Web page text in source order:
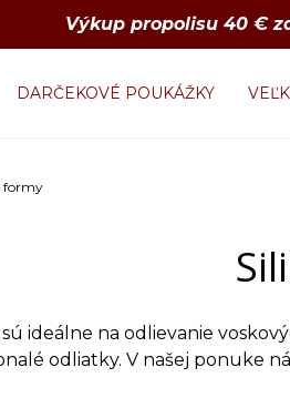
Výkup propolisu 40 €
DARČEKOVÉ POUKÁŽKY
formy
sú ideálne na odlievanie
odliatky. V našej ponuke